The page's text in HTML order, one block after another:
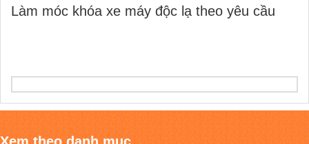
Làm móc khóa xe máy độc lạ theo yêu cầu